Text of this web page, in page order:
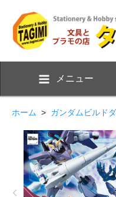
メニュー
ホーム > ガンダムビルド